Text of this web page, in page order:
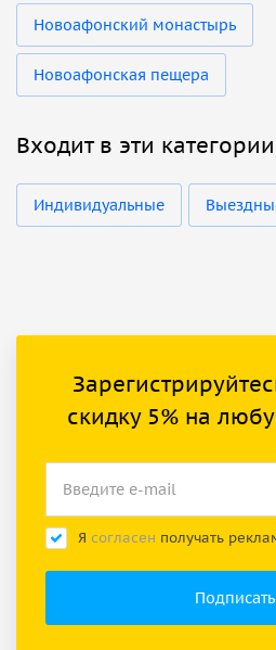
Новоафонский монастырь
Новоафонская пещера
Входит в эти категории
Индивидуальные
скидку 5% на
Я согласен получать